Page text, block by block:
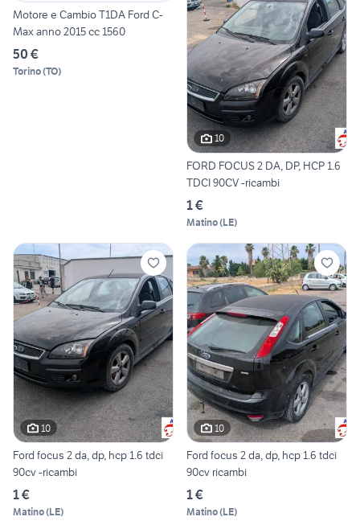
Motore e Cambio T1DA Ford C-
Max anno 2015 cc 1560
50 €
Torino(TO)
10
FORD FOCUS 2 DA, DP, HCP 1.6
TDCI 90CV -ricambi
1 €
Matino(LE)
10
Ford focus 2 da, dp, hcp 1.6 tdci
90cv -ricambi
1 €
Matino(LE)
10
Ford focus 2 da, dp, hcp 1.6 tdci
90cv ricambi
1 €
Matino(LE)